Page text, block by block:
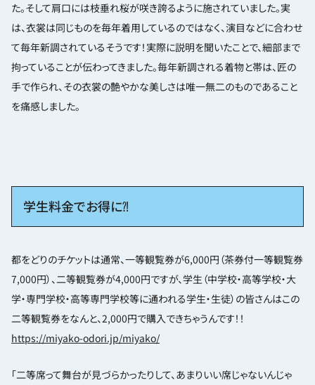
た。そして肩口には枝垂れ桜が咲き誇るように施されていました。実
は、衣裳は同じものを毎年着用しているのではなく、演目などに合わせ
て毎年新調されているそうです！実際に説明を聞いたことで、細部まで
拘っていることが伝わってきました。毎年新調される着物と帯は、匠の
手で作られ、その衣裳の艶やかな美しさは唯一無二のものであること
を痛感しました。
学生料金でお得に⁈
都をどりのチケットは通常、一等観覧券が6,000円（茶券付一等観覧券
7,000円）、二等観覧券が4,000円ですが、学生（中学校・高等学校・大
学・専門学校・高等専門学校等に通われる学生・生徒）の皆さんはこの
二等観覧券をなんと、2,000円で購入できちゃうんです！！
https://miyako-odori.jp/miyako/
「二等席って舞台が見づらかったりして、あまりいい席じゃないんじゃ